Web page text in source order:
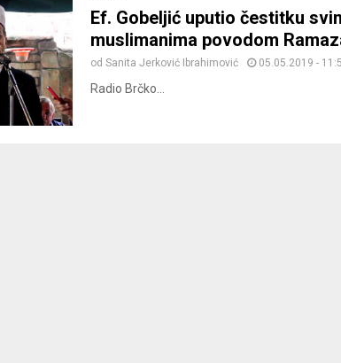
Ef. Gobeljić uputio čestitku
muslimanima povodom
od Sanita Jerković Ibrahimović 05.05.2019 -
Radio Brčko...